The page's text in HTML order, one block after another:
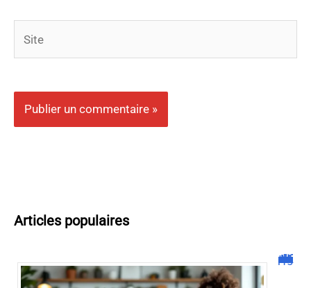
Articles populaires
Malgrim com : tout ce que vous devez savoir sur la plateforme !